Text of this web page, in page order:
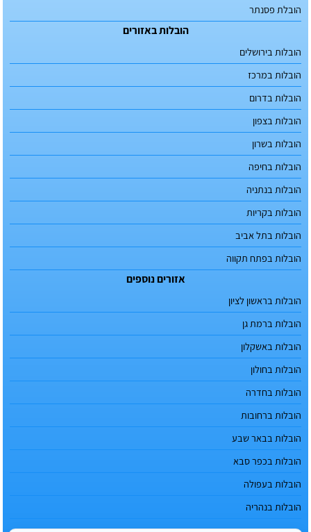
הובלת פסנתר
הובלות באזורים
הובלות בירושלים
הובלות במרכז
הובלות בדרום
הובלות בצפון
הובלות בשרון
הובלות בחיפה
הובלות בנתניה
הובלות בקריות
הובלות בתל אביב
הובלות בפתח תקווה
אזורים נוספים
הובלות בראשון לציון
הובלות ברמת גן
הובלות באשקלון
הובלות בחולון
הובלות בחדרה
הובלות ברחובות
הובלות בבאר שבע
הובלות בכפר סבא
הובלות בעפולה
הובלות בנהריה